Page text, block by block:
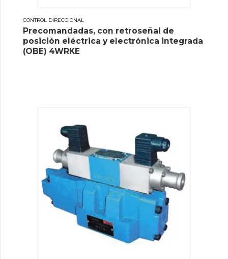
CONTROL DIRECCIONAL
Precomandadas, con retroseñal de
posición eléctrica y electrónica integrada
(OBE) 4WRKE